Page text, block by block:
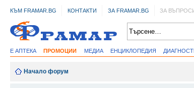
КЪМ FRAMAR.BG КОНТАКТИ ЗА FRAMAR.BG ЗА
Е АПТЕКА ПРОМОЦИИ МЕДИА ЕНЦИКЛОПЕДИЯ
Начало форум